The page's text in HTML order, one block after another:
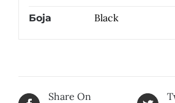
Боја Black
Share On